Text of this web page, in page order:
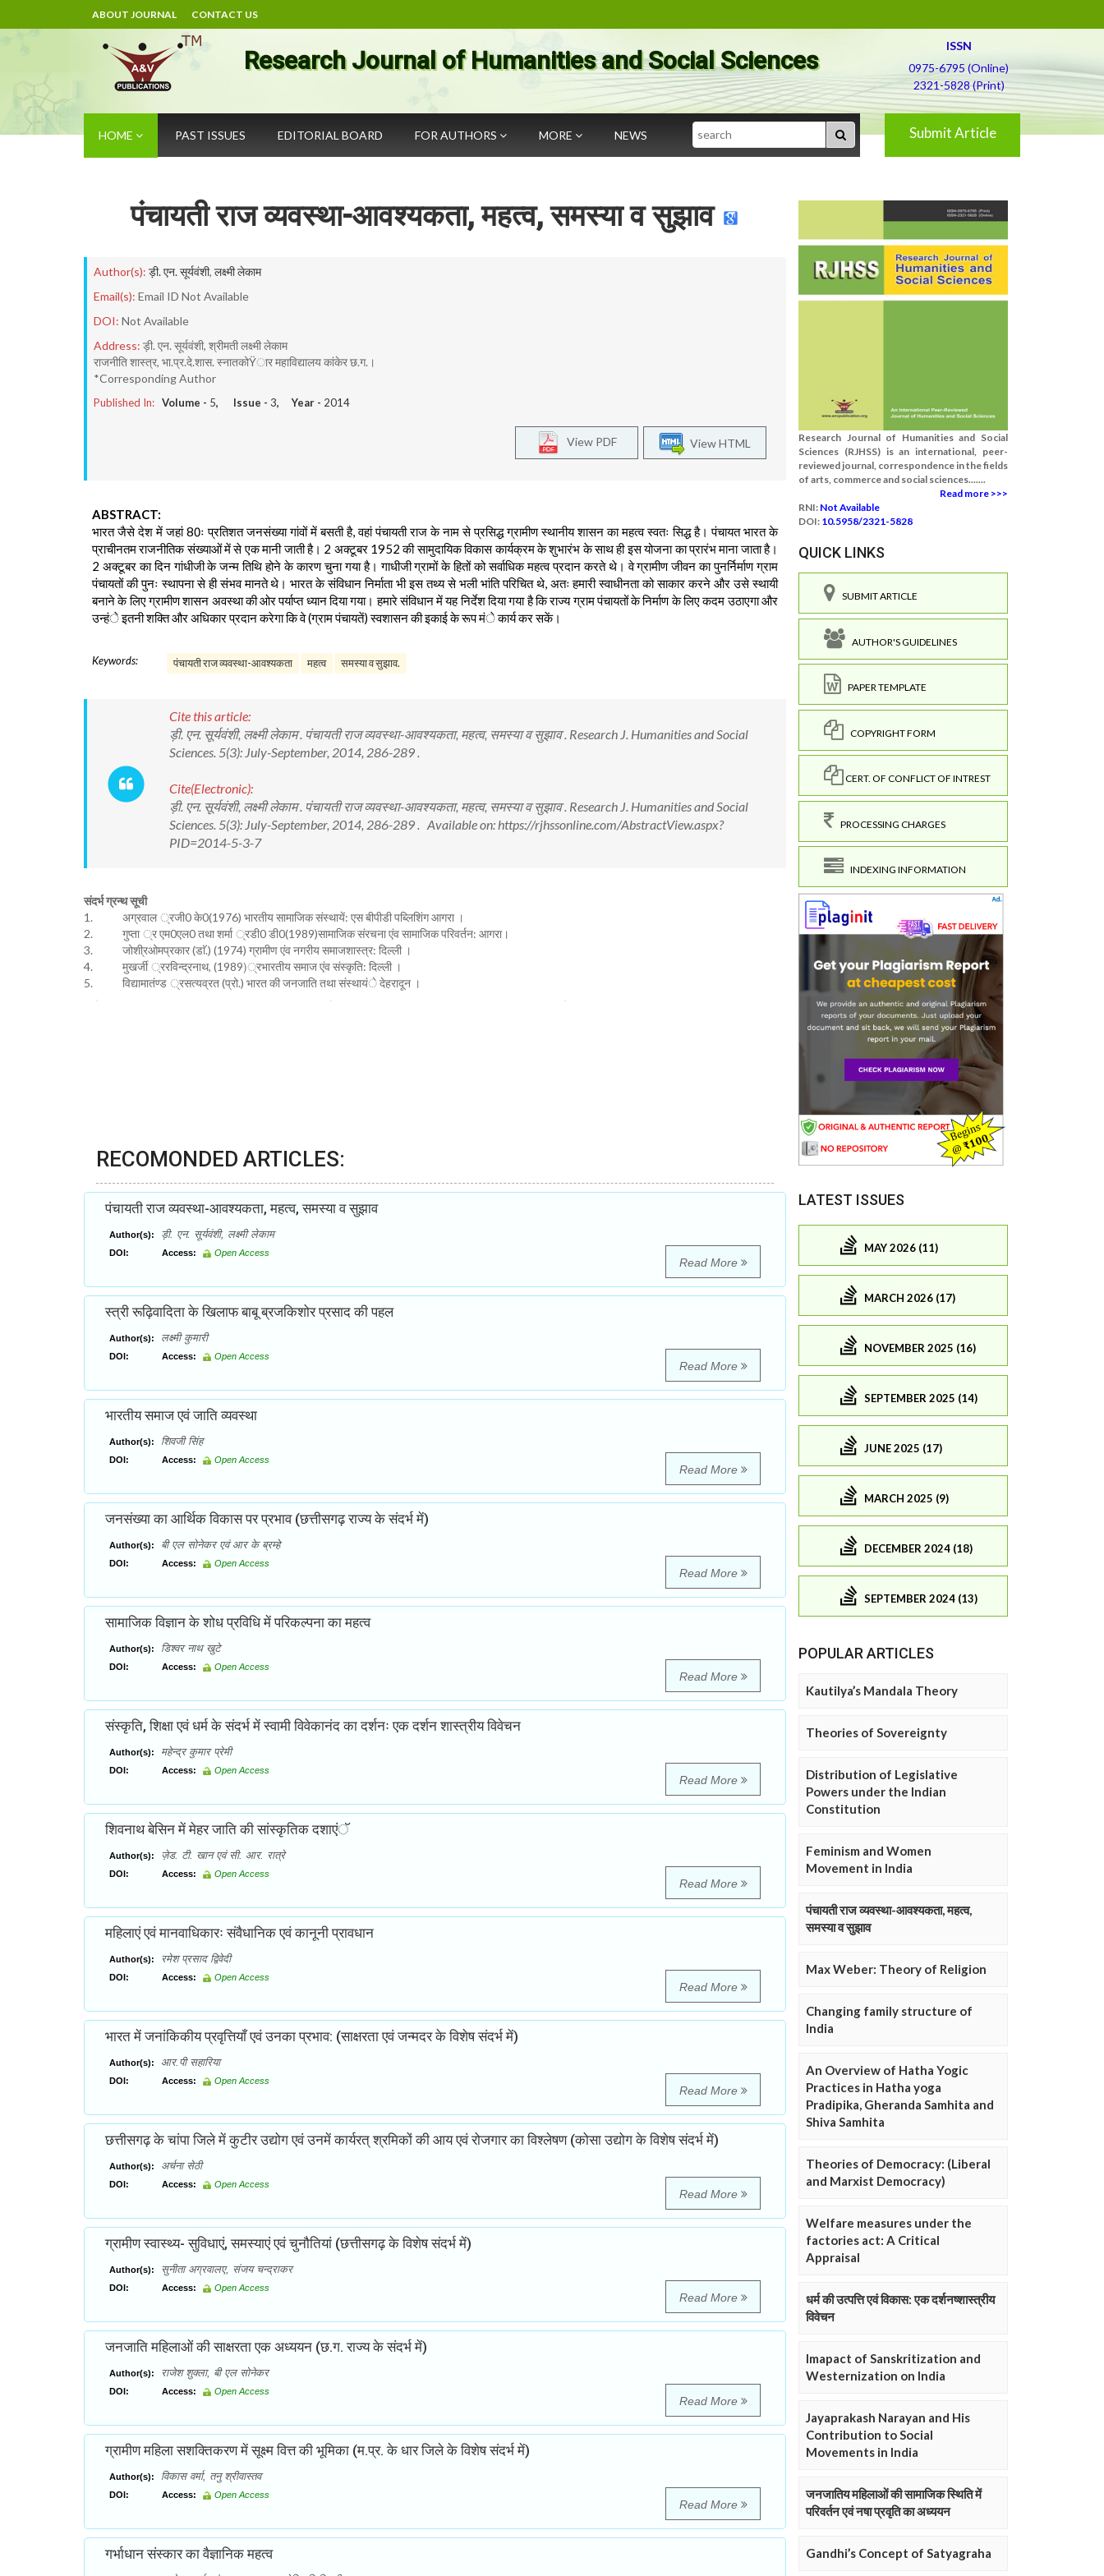
ABOUT JOURNAL CONTACT US
Research Journal of Humanities and Social Sciences
ISSN
0975-6795 (Online)
2321-5828 (Print)
HOME PAST ISSUES EDITORIAL BOARD FOR AUTHORS MORE NEWS Search Submit Article
पंचायती राज व्यवस्था-आवश्यकता, महत्व, समस्या व सुझाव
Author(s): ड़ी. एन. सूर्यवंशी, लक्ष्मी लेकाम
Email(s): Email ID Not Available
DOI: Not Available
Address: ड़ी. एन. सूर्यवंशी, श्रीमती लक्ष्मी लेकाम
राजनीति शास्त्र, भा.प्र.दे.शास. स्नातकोŸार महाविद्यालय कांकेर छ.ग.।
*Corresponding Author
Published In: Volume - 5, Issue - 3, Year - 2014
View HTML
View PDF
ABSTRACT:
भारत जैसे देश में जहां 80ः प्रतिशत जनसंख्या गांवों में बसती है, वहां पंचायती राज के नाम से प्रसिद्ध ग्रामीण स्थानीय शासन का महत्व स्वतः सिद्ध है। पंचायत भारत के
प्राचीनतम राजनीतिक संख्याओं में से एक मानी जाती है। 2 अक्टूबर 1952 की सामुदायिक विकास कार्यक्रम के शुभारंभ के साथ ही इस योजना का प्रारंभ माना जाता है।
2 अक्टूबर का दिन गांधीजी के जन्म तिथि होने के कारण चुना गया है। गाधीजी ग्रामों के हितों को सर्वाधिक महत्व प्रदान करते थे। वे ग्रामीण जीवन का पुनर्निर्माण ग्राम
पंचायतों की पुनः स्थापना से ही संभव मानते थे। भारत के संविधान निर्माता भी इस तथ्य से भली भांति परिचित थे, अतः हमारी स्वाधीनता को साकार करने और उसे स्थायी
बनाने के लिए ग्रामीण शासन अवस्था की ओर पर्याप्त ध्यान दिया गया। हमारे संविधान में यह निर्देश दिया गया है कि राज्य ग्राम पंचायतों के निर्माण के लिए कदम उठाएगा और
उन्हंे इतनी शक्ति और अधिकार प्रदान करेगा कि वे (ग्राम पंचायतें) स्वशासन की इकाई के रूप मंे कार्य कर सकें।
Keywords: पंचायती राज व्यवस्था-आवश्यकता महत्व समस्या व सुझाव.
Cite this article:
ड़ी. एन. सूर्यवंशी, लक्ष्मी लेकाम . पंचायती राज व्यवस्था-आवश्यकता, महत्व, समस्या व सुझाव . Research J. Humanities and Social
Sciences. 5(3): July-September, 2014, 286-289 .
Cite(Electronic):
ड़ी. एन. सूर्यवंशी, लक्ष्मी लेकाम . पंचायती राज व्यवस्था-आवश्यकता, महत्व, समस्या व सुझाव . Research J. Humanities and Social
Sciences. 5(3): July-September, 2014, 286-289 . Available on: https://rjhssonline.com/AbstractView.aspx?
PID=2014-5-3-7
संदर्भ ग्रन्थ सूची
1. अग्रवाल ्रजी0 के0(1976) भारतीय सामाजिक संस्थायें: एस बीपीडी पब्लिशिंग आगरा ।
2. गुप्ता ्र एम0एल0 तथा शर्मा ्रडी0 डी0(1989)सामाजिक संरचना एंव सामाजिक परिवर्तन: आगरा।
3. जोशी्रओमप्रकार (डाॅ.) (1974) ग्रामीण एंव नगरीय समाजशास्त्र: दिल्ली ।
4. मुखर्जी ्ररविन्द्रनाथ, (1989)्रभारतीय समाज एंव संस्कृति: दिल्ली ।
5. विद्यामातंण्ड ्रसत्यव्रत (प्रो.) भारत की जनजाति तथा संस्थायंे देहरादून ।
RECOMONDED ARTICLES:
पंचायती राज व्यवस्था-आवश्यकता, महत्व, समस्या व सुझाव
Author(s): ड़ी. एन. सूर्यवंशी, लक्ष्मी लेकाम
DOI: Access: Open Access
Read More
स्त्री रूढ़िवादिता के खिलाफ बाबू ब्रजकिशोर प्रसाद की पहल
Author(s): लक्ष्मी कुमारी
DOI: Access: Open Access
Read More
भारतीय समाज एवं जाति व्यवस्था
Author(s): शिवजी सिंह
DOI: Access: Open Access
Read More
जनसंख्या का आर्थिक विकास पर प्रभाव (छत्तीसगढ़ राज्य के संदर्भ में)
Author(s): बी एल सोनेकर एवं आर के ब्रम्हे
DOI: Access: Open Access
Read More
सामाजिक विज्ञान के शोध प्रविधि में परिकल्पना का महत्व
Author(s): डिश्वर नाथ खुटे
DOI: Access: Open Access
Read More
संस्कृति, शिक्षा एवं धर्म के संदर्भ में स्वामी विवेकानंद का दर्शनः एक दर्शन शास्त्रीय विवेचन
Author(s): महेन्द्र कुमार प्रेमी
DOI: Access: Open Access
Read More
शिवनाथ बेसिन में मेहर जाति की सांस्कृतिक दशाएंॅ
Author(s): ज़ेड. टी. खान एवं सी. आर. रात्रे
DOI: Access: Open Access
Read More
महिलाएं एवं मानवाधिकारः संवैधानिक एवं कानूनी प्रावधान
Author(s): रमेश प्रसाद द्विवेदी
DOI: Access: Open Access
Read More
भारत में जनांकिकीय प्रवृत्तियाँ एवं उनका प्रभाव: (साक्षरता एवं जन्मदर के विशेष संदर्भ में)
Author(s): आर.पी सहारिया
DOI: Access: Open Access
Read More
छत्तीसगढ़ के चांपा जिले में कुटीर उद्योग एवं उनमें कार्यरत् श्रमिकों की आय एवं रोजगार का विश्लेषण (कोसा उद्योग के विशेष संदर्भ में)
Author(s): अर्चना सेठी
DOI: Access: Open Access
Read More
ग्रामीण स्वास्थ्य- सुविधाएं, समस्याएं एवं चुनौतियां (छत्तीसगढ़ के विशेष संदर्भ में)
Author(s): सुनीता अग्रवालए, संजय चन्द्राकर
DOI: Access: Open Access
Read More
जनजाति महिलाओं की साक्षरता एक अध्ययन (छ.ग. राज्य के संदर्भ में)
Author(s): राजेश शुक्ला, बी एल सोनेकर
DOI: Access: Open Access
Read More
ग्रामीण महिला सशक्तिकरण में सूक्ष्म वित्त की भूमिका (म.प्र. के धार जिले के विशेष संदर्भ में)
Author(s): विकास वर्मा, तनु श्रीवास्तव
DOI: Access: Open Access
Read More
गर्भाधान संस्कार का वैज्ञानिक महत्व
Research Journal of Humanities and Social
Sciences (RJHSS) is an international, peer-
reviewed journal, correspondence in the fields
of arts, commerce and social sciences.......
Read more >>>
RNI: Not Available
DOI: 10.5958/2321-5828
QUICK LINKS
SUBMIT ARTICLE
AUTHOR'S GUIDELINES
PAPER TEMPLATE
COPYRIGHT FORM
CERT. OF CONFLICT OF INTREST
PROCESSING CHARGES
INDEXING INFORMATION
LATEST ISSUES
MAY 2026 (11)
MARCH 2026 (17)
NOVEMBER 2025 (16)
SEPTEMBER 2025 (14)
JUNE 2025 (17)
MARCH 2025 (9)
DECEMBER 2024 (18)
SEPTEMBER 2024 (13)
POPULAR ARTICLES
Kautilya’s Mandala Theory
Theories of Sovereignty
Distribution of Legislative
Powers under the Indian
Constitution
Feminism and Women
Movement in India
पंचायती राज व्यवस्था-आवश्यकता, महत्व,
समस्या व सुझाव
Max Weber: Theory of Religion
Changing family structure of
India
An Overview of Hatha Yogic
Practices in Hatha yoga
Pradipika, Gheranda Samhita and
Shiva Samhita
Theories of Democracy: (Liberal
and Marxist Democracy)
Welfare measures under the
factories act: A Critical
Appraisal
धर्म की उत्पत्ति एवं विकास: एक दर्शनष्शास्त्रीय
विवेचन
Imapact of Sanskritization and
Westernization on India
Jayaprakash Narayan and His
Contribution to Social
Movements in India
जनजातिय महिलाओं की सामाजिक स्थिति में
परिवर्तन एवं नषा प्रवृति का अध्ययन
Gandhi’s Concept of Satyagraha